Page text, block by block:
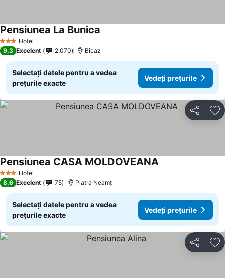
3 SteleHotel
Pensiunea La Bunica
9,3 Excelent 2.070 Bicaz
Selectați datele pentru a vedea
prețurile exacte
Vedeți prețurile
Distribuiți
3 SteleHotel
Pensiunea CASA MOLDOVEANA
8,6 Excelent 75 Piatra Neamț
Selectați datele pentru a vedea
prețurile exacte
Vedeți prețurile
Distribuiți